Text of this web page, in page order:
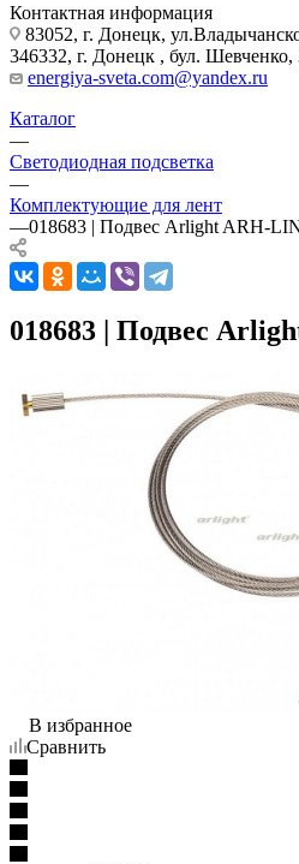
Контактная информация
83052, г. Донецк,
346332, г. Донецк , бул. Шевченко,
energiya-sveta.com@yandex.ru
Каталог
—
Светодиодная подсветка
—
Комплектующие для лент
—018683 | Подвес Arlight ARH-
018683 | Подвес
В избранное
Сравнить